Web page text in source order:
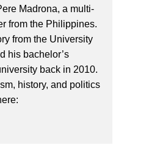
Madrona, a multi-
from the Philippines.
from the University
his bachelor’s
back in 2010.
history, and politics